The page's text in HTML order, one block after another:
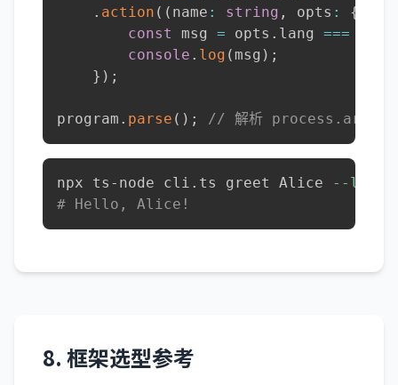
. action ( ( name : string , opts : {
const
msg = opts . lang ===
console . log ( msg ) ;
} ) ;
program . parse ( ) ; // 解析 process.argv
npx ts-node cli.ts greet Alice
--lang
# Hello, Alice!
8. 框架选型参考